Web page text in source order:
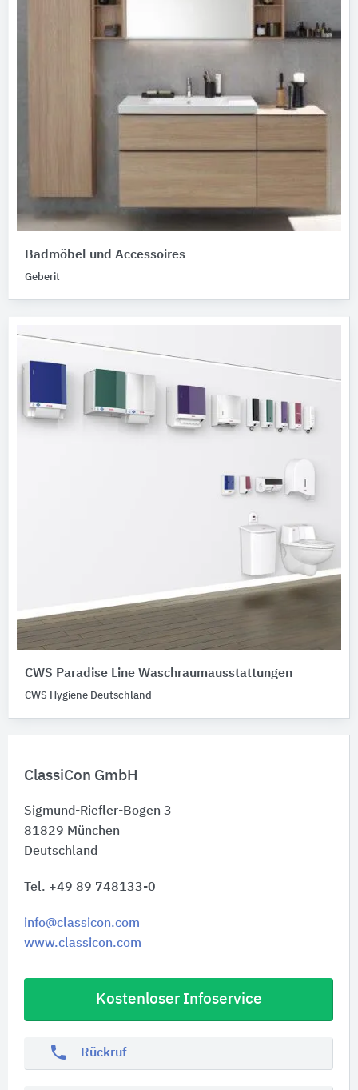
ClassiCon GmbH
Sigmund-Riefler-Bogen 3
81829 München
Deutschland
Tel. +49 89 748133-0
info@classicon.com
www.classicon.com
Kostenloser Infoservice
phone Rückruf
Badmöbel und Accessoires
Geberit
CWS Paradise Line Waschraumausstattungen
CWS Hygiene Deutschland